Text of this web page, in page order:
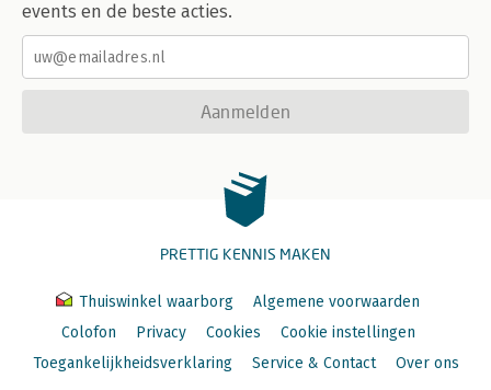
events en de beste acties.
Aanmelden
PRETTIG KENNIS MAKEN
Thuiswinkel waarborg
Algemene voorwaarden
Colofon
Privacy Cookies
Cookie instellingen
Toegankelijkheidsverklaring
Service & Contact Over ons